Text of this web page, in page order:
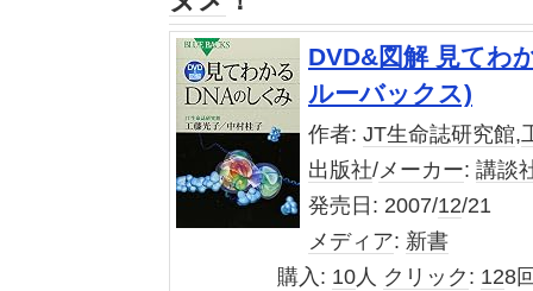
DVD&図解 見てわ
ルーバックス)
作者: JT生命誌研究館,
出版社/メーカー: 講談
発売日: 2007/12/21
メディア: 新書
購入: 10人 クリック: 128